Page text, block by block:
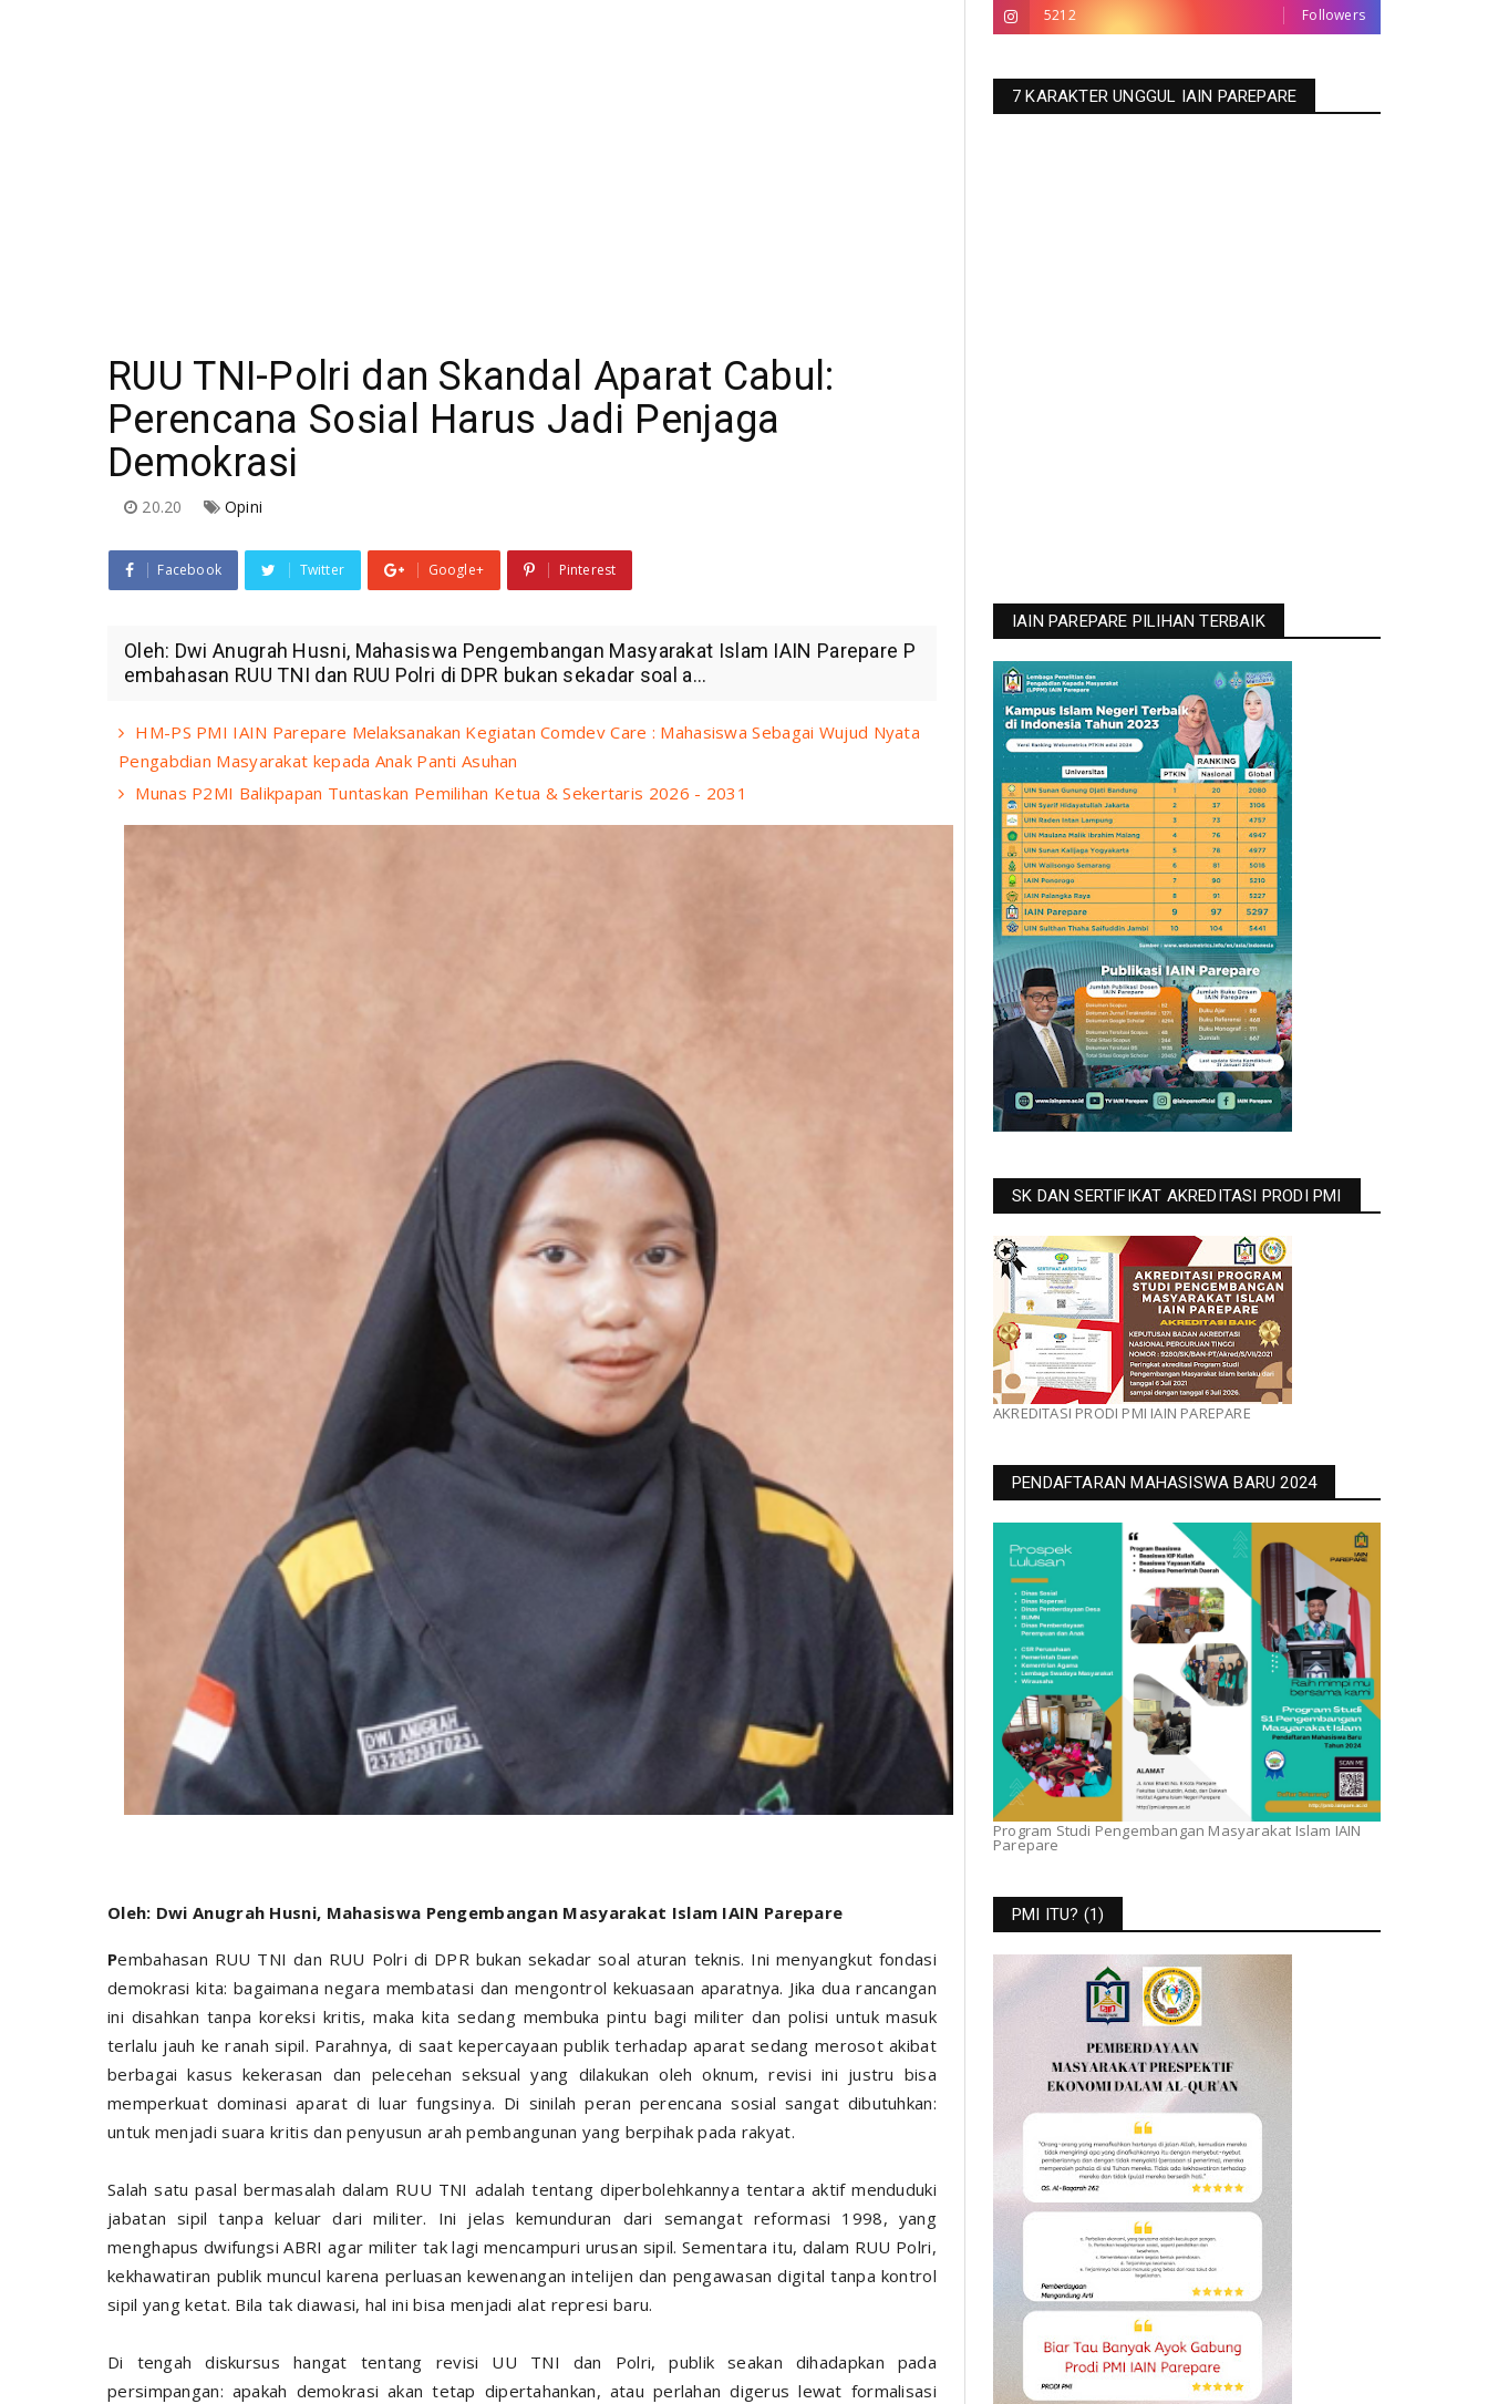
RUU TNI-Polri dan Skandal Aparat Cabul:
Perencana Sosial Harus Jadi Penjaga
Demokrasi
20.20 Opini
Facebook Twitter Google+ Pinterest
Oleh: Dwi Anugrah Husni, Mahasiswa Pengembangan Masyarakat Islam IAIN Parepare P
embahasan RUU TNI dan RUU Polri di DPR bukan sekadar soal a...
HM-PS PMI IAIN Parepare Melaksanakan Kegiatan Comdev Care : Mahasiswa Sebagai Wujud Nyata
Pengabdian Masyarakat kepada Anak Panti Asuhan
Munas P2MI Balikpapan Tuntaskan Pemilihan Ketua & Sekertaris 2026 - 2031
Oleh: Dwi Anugrah Husni, Mahasiswa Pengembangan Masyarakat Islam IAIN Parepare
Pembahasan RUU TNI dan RUU Polri di DPR bukan sekadar soal aturan teknis. Ini menyangkut fondasi
demokrasi kita: bagaimana negara membatasi dan mengontrol kekuasaan aparatnya. Jika dua rancangan
ini disahkan tanpa koreksi kritis, maka kita sedang membuka pintu bagi militer dan polisi untuk masuk
terlalu jauh ke ranah sipil. Parahnya, di saat kepercayaan publik terhadap aparat sedang merosot akibat
berbagai kasus kekerasan dan pelecehan seksual yang dilakukan oleh oknum, revisi ini justru bisa
memperkuat dominasi aparat di luar fungsinya. Di sinilah peran perencana sosial sangat dibutuhkan:
untuk menjadi suara kritis dan penyusun arah pembangunan yang berpihak pada rakyat.
Salah satu pasal bermasalah dalam RUU TNI adalah tentang diperbolehkannya tentara aktif menduduki
jabatan sipil tanpa keluar dari militer. Ini jelas kemunduran dari semangat reformasi 1998, yang
menghapus dwifungsi ABRI agar militer tak lagi mencampuri urusan sipil. Sementara itu, dalam RUU Polri,
kekhawatiran publik muncul karena perluasan kewenangan intelijen dan pengawasan digital tanpa kontrol
sipil yang ketat. Bila tak diawasi, hal ini bisa menjadi alat represi baru.
Di tengah diskursus hangat tentang revisi UU TNI dan Polri, publik seakan dihadapkan pada
persimpangan: apakah demokrasi akan tetap dipertahankan, atau perlahan digerus lewat formalisasi
5212 Followers
7 KARAKTER UNGGUL IAIN PAREPARE
IAIN PAREPARE PILIHAN TERBAIK
SK DAN SERTIFIKAT AKREDITASI PRODI PMI
AKREDITASI PRODI PMI IAIN PAREPARE
PENDAFTARAN MAHASISWA BARU 2024
Program Studi Pengembangan Masyarakat Islam IAIN
Parepare
PMI ITU? (1)